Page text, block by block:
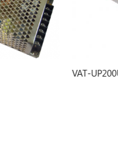
VAT-UP200U-X